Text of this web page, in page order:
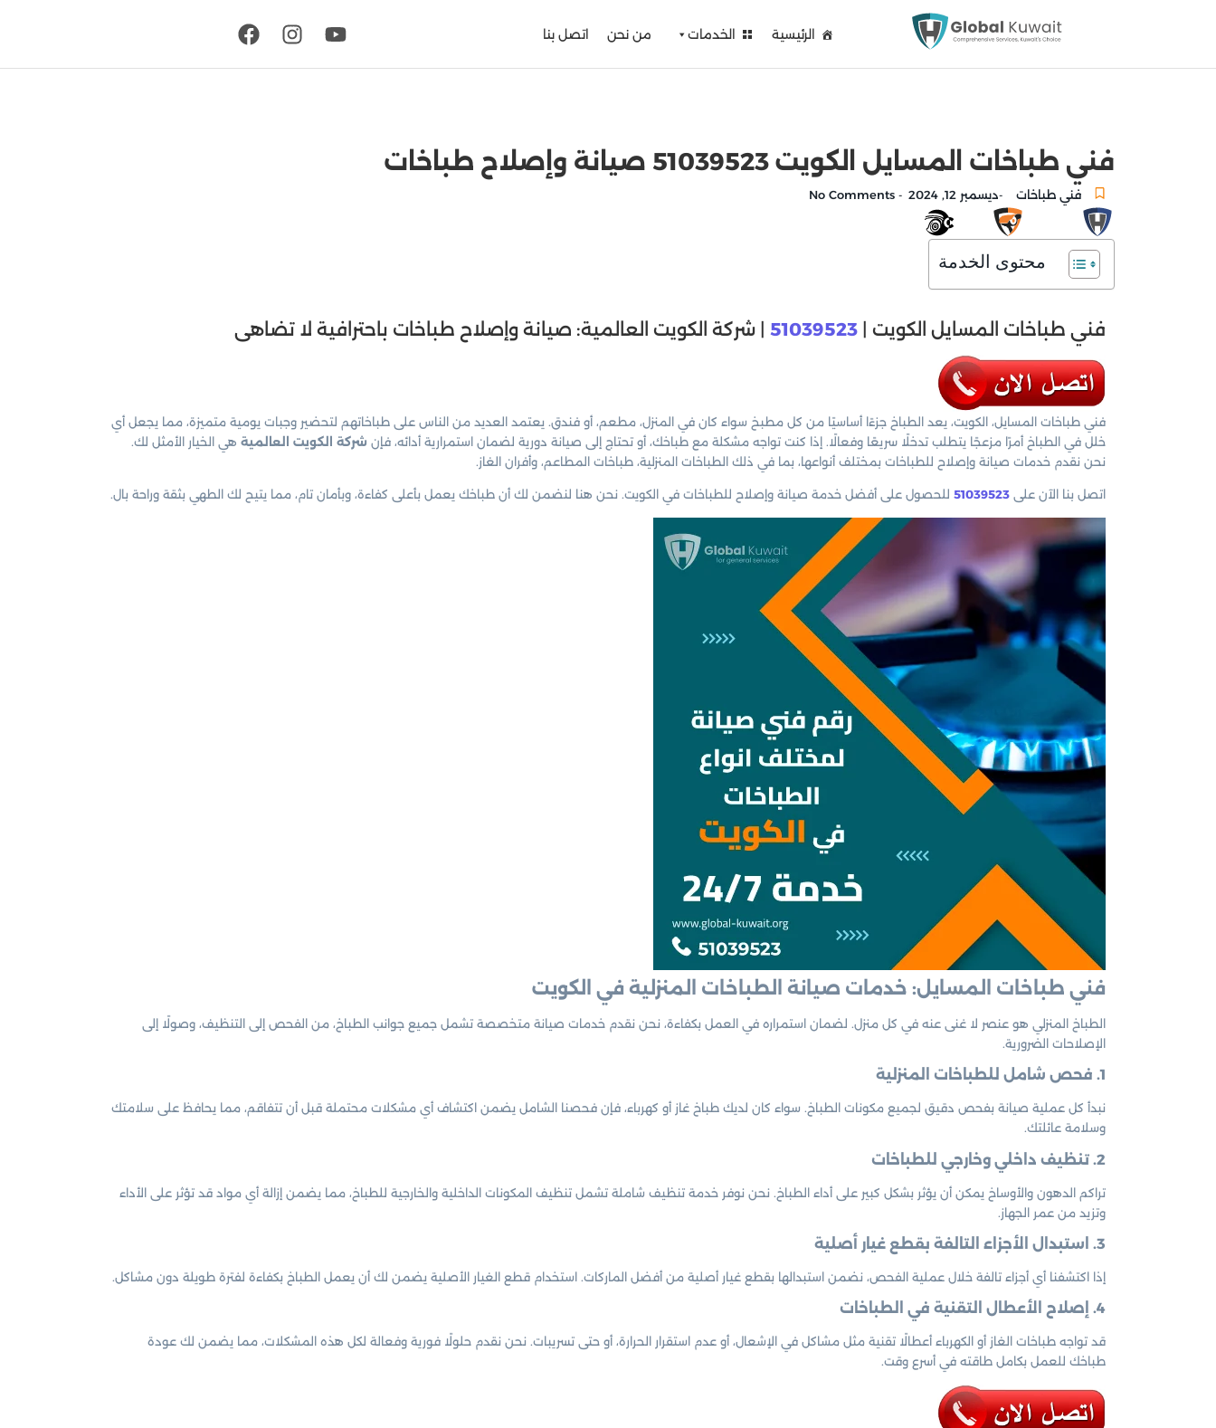
الرئيسية الخدمات من نحن اتصل بنا
فني طباخات المسايل الكويت 51039523 صيانة وإصلاح طباخات
فني طباخات -ديسمبر 12, 2024 -
محتوى الخدمة
فني طباخات المسايل الكويت | 51039523 | شركة الكويت العالمية: صيانة وإصلاح طباخات باحترافية لا تضاهى
فني طباخات المسايل، الكويت، يعد الطباخ جزءًا أساسيًا من كل مطبخ سواء كان في المنزل، مطعم، أو فندق. يعتمد العديد من الناس على طباخاتهم لتحضير وجبات يومية متميزة، مما يجعل أي
خلل في الطباخ أمرًا مزعجًا يتطلب تدخلًا سريعًا وفعالًا. إذا كنت تواجه مشكلة مع طباخك، أو تحتاج إلى صيانة دورية لضمان استمرارية أدائه، فإن شركة الكويت العالمية هي الخيار الأمثل لك.
نحن نقدم خدمات صيانة وإصلاح للطباخات بمختلف أنواعها، بما في ذلك الطباخات المنزلية، طباخات المطاعم، وأفران الغاز.
اتصل بنا الآن على 51039523 للحصول على أفضل خدمة صيانة وإصلاح للطباخات في الكويت. نحن هنا لنضمن لك أن طباخك يعمل بأعلى كفاءة، وبأمان تام، مما يتيح لك الطهي بثقة وراحة بال.
فني طباخات المسايل: خدمات صيانة الطباخات المنزلية في الكويت
الطباخ المنزلي هو عنصر لا غنى عنه في كل منزل. لضمان استمراره في العمل بكفاءة، نحن نقدم خدمات صيانة متخصصة تشمل جميع جوانب الطباخ، من الفحص إلى التنظيف، وصولًا إلى
الإصلاحات الضرورية.
1. فحص شامل للطباخات المنزلية
نبدأ كل عملية صيانة بفحص دقيق لجميع مكونات الطباخ. سواء كان لديك طباخ غاز أو كهرباء، فإن فحصنا الشامل يضمن اكتشاف أي مشكلات محتملة قبل أن تتفاقم، مما يحافظ على سلامتك
وسلامة عائلتك.
2. تنظيف داخلي وخارجي للطباخات
تراكم الدهون والأوساخ يمكن أن يؤثر بشكل كبير على أداء الطباخ. نحن نوفر خدمة تنظيف شاملة تشمل تنظيف المكونات الداخلية والخارجية للطباخ، مما يضمن إزالة أي مواد قد تؤثر على الأداء
وتزيد من عمر الجهاز.
3. استبدال الأجزاء التالفة بقطع غيار أصلية
إذا اكتشفنا أي أجزاء تالفة خلال عملية الفحص، نضمن استبدالها بقطع غيار أصلية من أفضل الماركات. استخدام قطع الغيار الأصلية يضمن لك أن يعمل الطباخ بكفاءة لفترة طويلة دون مشاكل.
4. إصلاح الأعطال التقنية في الطباخات
قد تواجه طباخات الغاز أو الكهرباء أعطالًا تقنية مثل مشاكل في الإشعال، أو عدم استقرار الحرارة، أو حتى تسريبات. نحن نقدم حلولًا فورية وفعالة لكل هذه المشكلات، مما يضمن لك عودة
طباخك للعمل بكامل طاقته في أسرع وقت.